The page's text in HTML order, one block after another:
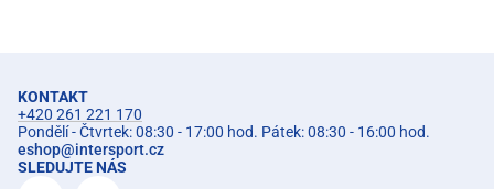
KONTAKT
+420 261 221 170
Pondělí - Čtvrtek: 08:30 - 17:00 hod. Pátek: 08:30 - 16:00 hod.
eshop@intersport.cz
SLEDUJTE NÁS